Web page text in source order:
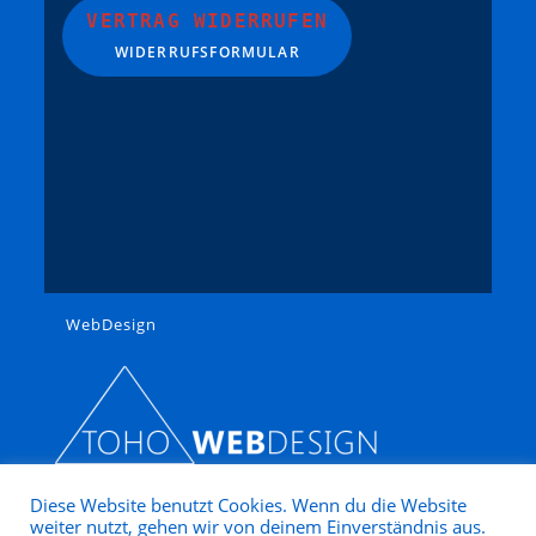
Trident
Trix
VERTRAG WIDERRUFEN
WIDERRUFSFORMULAR
WebDesign
Diese Website benutzt Cookies. Wenn du die Website
weiter nutzt, gehen wir von deinem Einverständnis aus.